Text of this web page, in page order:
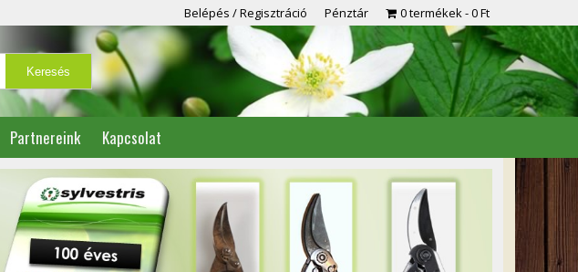
Belépés / Regisztráció Pénztár 0 termékek 0 Ft
Partnereink Kapcsolat